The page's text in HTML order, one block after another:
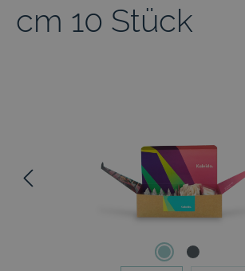
cm 10 Stück